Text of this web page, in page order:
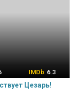
6.3
Цезарь!